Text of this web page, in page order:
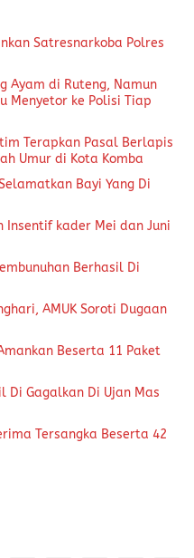
Satresnarkoba Polres
Ayam di Ruteng, Namun
Menyetor ke Polisi Tiap
Terapkan Pasal Berlapis
Umur di Kota Komba
Bayi Yang Di
Insentif kader Mei dan Juni
Berhasil Di
AMUK Soroti Dugaan
Beserta 11 Paket
Di Gagalkan Di Ujan Mas
Tersangka Beserta 42